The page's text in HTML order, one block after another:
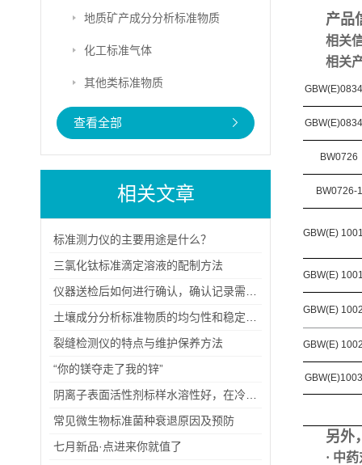
地质矿产成分分析标准物质
化工标准气体
其他类标准物质
查看全部
相关文章
标准测力仪的主要用途是什么？
三氯化钛标准滴定溶液的配制方法
裂缝检测仪的特点与维护保养方法
“你的镁夺走了我的锌”
常见微生物标准菌种衰退原因及预防
七月新品·点进来你就值了
产品
相关
相关
BW0726
BW0726-1
GBW(E)
GBW(E)
GBW(E)
GBW(E)
另外
· 中